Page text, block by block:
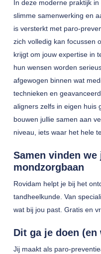
In deze moderne praktijk
slimme samenwerking en
is versterkt met paro-
zich volledig kan focussen
krijgt om jouw expertise in
hun wensen worden
afgewogen binnen wat
technieken en
aligners zelfs in eigen huis
bouwen jullie samen aan
niveau, iets waar het hele
Samen vinden
mondzorgbaan
Rovidam helpt je bij het
tandheelkunde. Van
wat bij jou past. Gratis en
Dit ga je doen
Jij maakt als paro-